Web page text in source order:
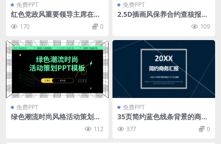
免费PPT
红色党政风重要领导主席在庆
祝香港回归祖国重要讲话党课
PPT模板
170 0
免费PPT
2.5D插画风保养合约查核报告
109
免费PPT
绿色潮流时尚风格活动策划pp
112
免费PPT
35页简约蓝色线条背景的商务
汇报PPT模板
377 0